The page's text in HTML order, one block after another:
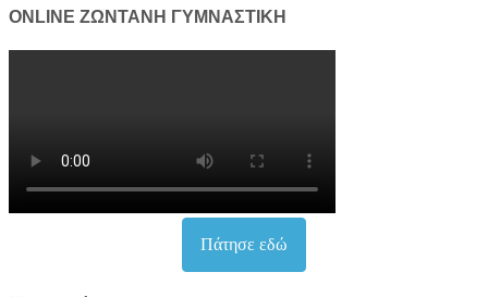
ONLINE ΖΩΝΤΑΝΗ ΓΥΜΝΑΣΤΙΚΗ
Πάτησε εδώ